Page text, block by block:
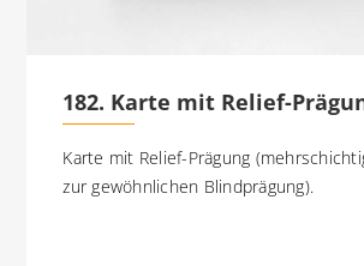
182. Karte mit Relief-
Karte mit Relief-Prägung
zur gewöhnlichen Blindprägung).